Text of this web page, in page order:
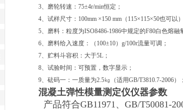
3、磨轮转速：75±4r/min恒定；
4、试样尺寸：100mm ×150 mm（115×115×50也可以）
5、磨料：粒度为ISO8486-1986中规定的F80白色熔融
6、磨料给入速度：（100±10）g/100r流量可调；
7、贮料斗容积：大于5L；
8、试验时间：可预置，数字显示；
9、砝码一：一质量为2.5㎏（适用GB/T3810.7-2006）；
混凝土弹性模量测定仪仪器参数
产品符合GB11971、GB/T50081-